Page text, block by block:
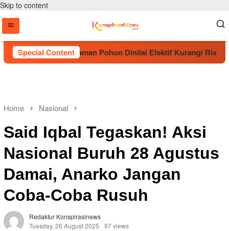
Skip to content
Special Content
Sebut Penanaman Pohon Dinilai Efektif Kurangi Risiko
Home Nasional
Said Iqbal Tegaskan! Aksi
Nasional Buruh 28 Agustus
Damai, Anarko Jangan
Coba-Coba Rusuh
Redaktur Konspirasinews
Tuesday, 26 August 2025
97 views